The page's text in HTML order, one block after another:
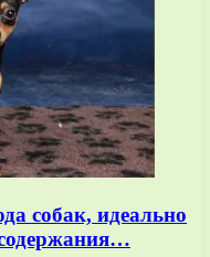
собак, идеально